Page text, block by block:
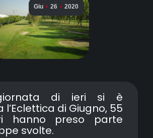
Giu 26 2020
di ieri si è
l’Eclettica di Giugno, 55
hanno preso parte
svolte.